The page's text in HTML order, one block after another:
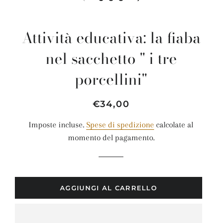
Attività educativa: la fiaba
nel sacchetto " i tre
porcellini"
Prezzo
listino
Prezzo
€34,00
Imposte incluse. Spese di spedizione calcolate al
momento del pagamento.
AGGIUNGI AL CARRELLO